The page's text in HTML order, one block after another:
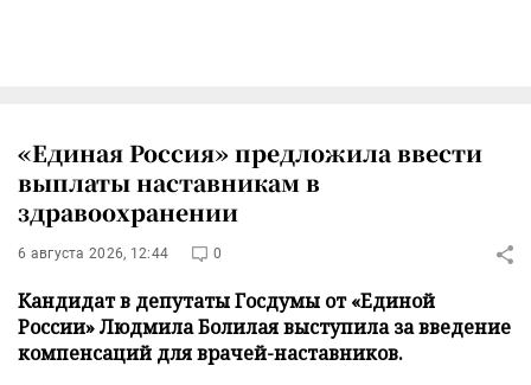
«Единая Россия» предложила ввести
выплаты наставникам в
здравоохранении
6 августа 2026, 12:44 0
Кандидат в депутаты Госдумы от «Единой
России» Людмила Болилая выступила за введение
компенсаций для врачей-наставников.